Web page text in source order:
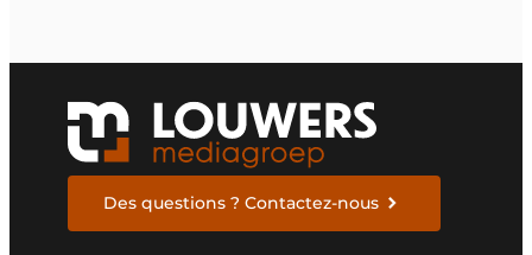
Des questions ? Contactez-nous